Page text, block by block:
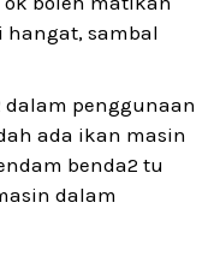
hangat, sambal
dalam penggunaan
ada ikan masin
benda2 tu
dalam